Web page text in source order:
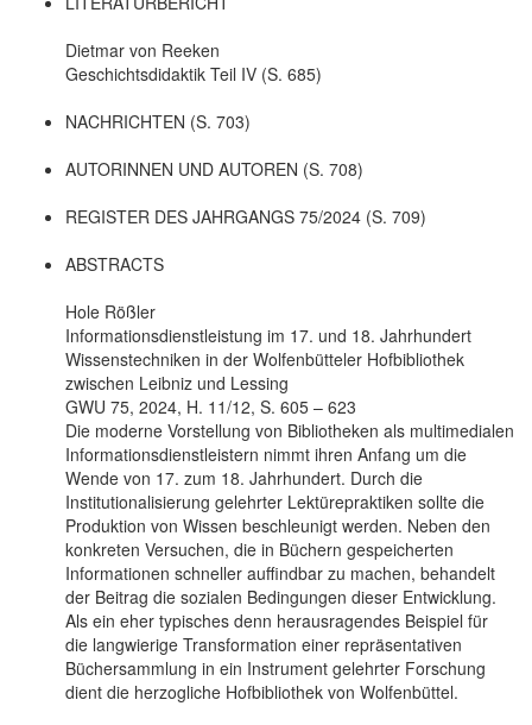
Dietmar von Reeken
Geschichtsdidaktik Teil IV (S. 685)
NACHRICHTEN (S. 703)
AUTORINNEN UND AUTOREN (S. 708)
REGISTER DES JAHRGANGS 75/2024 (S. 709)
ABSTRACTS
Hole Rößler
Informationsdienstleistung im 17. und 18. Jahrhundert
Wissenstechniken in der Wolfenbütteler Hofbibliothek
zwischen Leibniz und Lessing
GWU 75, 2024, H. 11/12, S. 605 – 623
Die moderne Vorstellung von Bibliotheken als multimedialen
Informationsdienstleistern nimmt ihren Anfang um die
Wende von 17. zum 18. Jahrhundert. Durch die
Institutionalisierung gelehrter Lektürepraktiken sollte die
Produktion von Wissen beschleunigt werden. Neben den
konkreten Versuchen, die in Büchern gespeicherten
Informationen schneller auffindbar zu machen, behandelt
der Beitrag die sozialen Bedingungen dieser Entwicklung.
Als ein eher typisches denn herausragendes Beispiel für
die langwierige Transformation einer repräsentativen
Büchersammlung in ein Instrument gelehrter Forschung
dient die herzogliche Hofbibliothek von Wolfenbüttel.